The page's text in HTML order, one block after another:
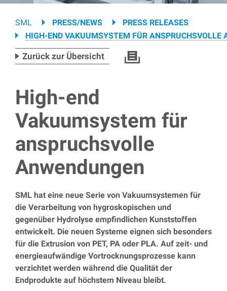
Breadcrumb
SML PRESS/NEWS
PRESS RELEASES
HIGH-END VAKUUMSYSTEM FÜR ANSPRUCHSVOLLE
Zurück zur Übersicht
High-end
Vakuumsystem für
anspruchsvolle
Anwendungen
SML hat eine neue Serie von Vakuumsystemen für
die Verarbeitung von hygroskopischen und
gegenüber Hydrolyse empfindlichen Kunststoffen
entwickelt. Die neuen Systeme eignen sich besonders
für die Extrusion von PET, PA oder PLA. Auf zeit- und
energieaufwändige Vortrocknungsprozesse kann
verzichtet werden während die Qualität der
Endprodukte auf höchstem Niveau bleibt.